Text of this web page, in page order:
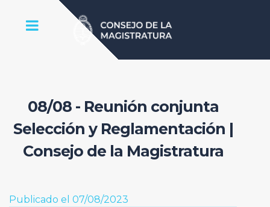
08/08 - Reunión conjunta
Selección y Reglamentación |
Consejo de la Magistratura
Publicado el 07/08/2023